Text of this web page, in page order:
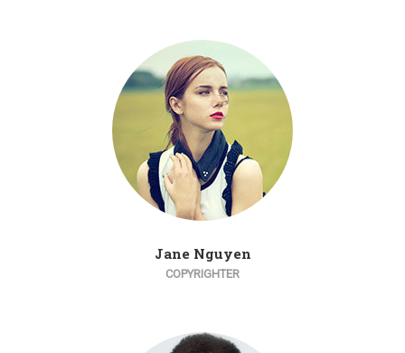
Jane Nguyen
COPYRIGHTER